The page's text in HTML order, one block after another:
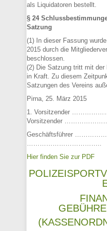
als Liquidatoren bestellt.
§ 24
Satzung
(1) In dieser Fassung
2015 durch die
beschlossen.
(2) Die Satzung tritt mit der
in Kraft. Zu diesem
Satzungen des Vereins
Pirna, 25. März 2015
1. Vorsitzender
Vorsitzender
Geschäftsführer
……………………………..
Hier finden Sie zur PDF